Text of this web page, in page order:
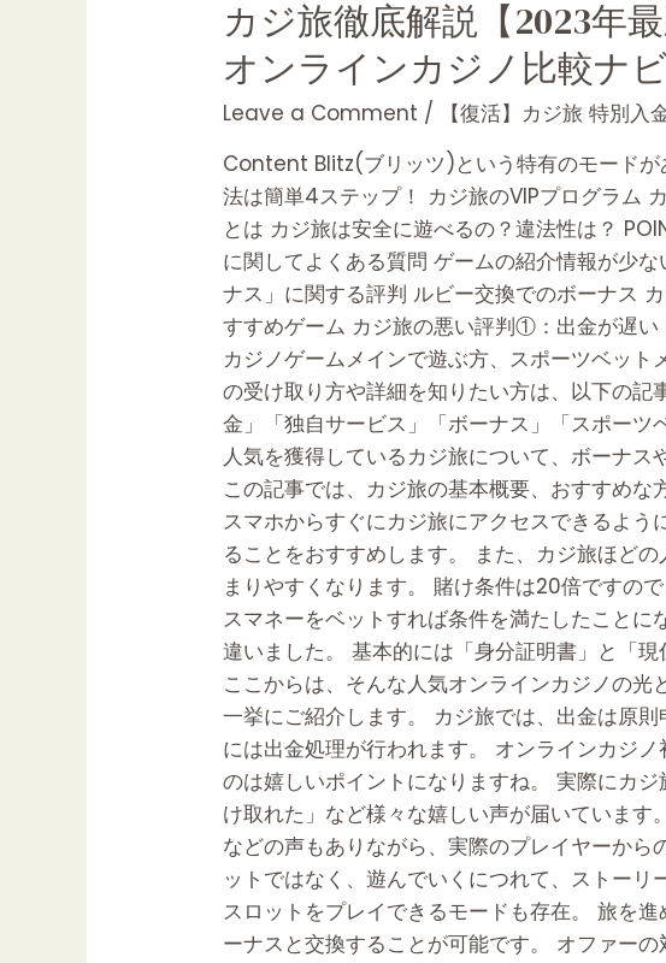
カジ旅徹底解説【2023年
オンラインカジノ比較ナ
Leave a Comment / 【復活】カジ旅 特別
Content Blitz(ブリッツ)という特有のモードが
法は簡単4ステップ！ カジ旅のVIPプログラム
とは カジ旅は安全に遊べるの？違法性は？
に関してよくある質問 ゲームの紹介情報が少
ナス」に関する評判 ルビー交換でのボーナス
すすめゲーム カジ旅の悪い評判①：出金が遅い
カジノゲームメインで遊ぶ方、スポーツベッ
の受け取り方や詳細を知りたい方は、以下の
金」「独自サービス」「ボーナス」「スポー
人気を獲得しているカジ旅について、ボーナス
この記事では、カジ旅の基本概要、おすすめな
スマホからすぐにカジ旅にアクセスできるよ
ることをおすすめします。 また、カジ旅ほど
まりやすくなります。 賭け条件は20倍ですの
スマネーをベットすれば条件を満たしたこと
違いました。 基本的には「身分証明書」と「
ここからは、そんな人気オンラインカジノの
一挙にご紹介します。 カジ旅では、出金は原
には出金処理が行われます。 オンラインカジ
のは嬉しいポイントになりますね。 実際にカ
け取れた」など様々な嬉しい声が届いています
などの声もありながら、実際のプレイヤーか
ットではなく、遊んでいくにつれて、ストー
スロットをプレイできるモードも存在。 旅を
ーナスと交換することが可能です。 オファー
カ
ジ
旅
徹
解
説
【2023
年
最
新】
入
金・
出
金・
評
判・
ボ
ー
ナ
ス・
登
録
方
法
オ
ン
ラ
イ
ン